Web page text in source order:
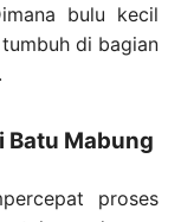
bulu kecil
di bagian
Batu Mabung
proses